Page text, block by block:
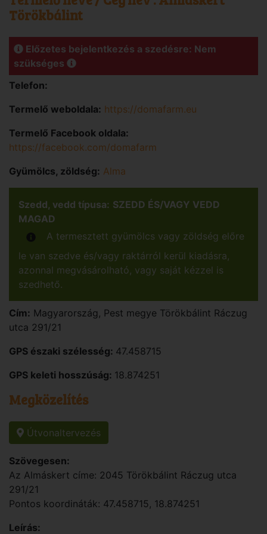
Törökbálint
Előzetes bejelentkezés a szedésre: Nem
szükséges
Telefon:
Termelő weboldala: https://domafarm.eu
Termelő Facebook oldala:
https://facebook.com/domafarm
Gyümölcs, zöldség: Alma
Szedd, vedd típusa: SZEDD ÉS/VAGY VEDD
MAGAD
A termesztett gyümölcs vagy zöldség előre
le van szedve és/vagy raktárról kerül kiadásra,
azonnal megvásárolható, vagy saját kézzel is
szedhető.
Cím: Magyarország , Pest megye Törökbálint Ráczug
utca 291/21
GPS északi szélesség: 47.458715
GPS keleti hosszúság: 18.874251
Megközelítés
Útvonaltervezés
Szövegesen:
Az Almáskert címe: 2045 Törökbálint Ráczug utca
291/21
Pontos koordináták: 47.458715, 18.874251
Leírás: